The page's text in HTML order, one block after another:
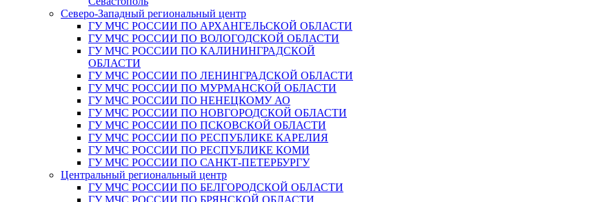
Северо-Западный региональный центр
ГУ МЧС РОССИИ ПО АРХАНГЕЛЬСКОЙ ОБЛАСТИ
ГУ МЧС РОССИИ ПО ВОЛОГОДСКОЙ ОБЛАСТИ
ГУ МЧС РОССИИ ПО КАЛИНИНГРАДСКОЙ
ОБЛАСТИ
ГУ МЧС РОССИИ ПО ЛЕНИНГРАДСКОЙ ОБЛАСТИ
ГУ МЧС РОССИИ ПО МУРМАНСКОЙ ОБЛАСТИ
ГУ МЧС РОССИИ ПО НЕНЕЦКОМУ АО
ГУ МЧС РОССИИ ПО НОВГОРОДСКОЙ ОБЛАСТИ
ГУ МЧС РОССИИ ПО ПСКОВСКОЙ ОБЛАСТИ
ГУ МЧС РОССИИ ПО РЕСПУБЛИКЕ КАРЕЛИЯ
ГУ МЧС РОССИИ ПО РЕСПУБЛИКЕ КОМИ
ГУ МЧС РОССИИ ПО САНКТ-ПЕТЕРБУРГУ
Центральный региональный центр
ГУ МЧС РОССИИ ПО БЕЛГОРОДСКОЙ ОБЛАСТИ
ГУ МЧС РОССИИ ПО БРЯНСКОЙ ОБЛАСТИ